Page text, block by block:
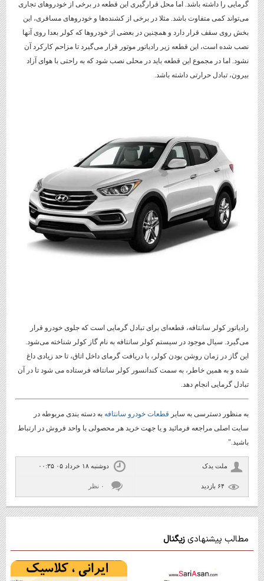
گرمایی را داشته باشد. اما محل قرارگیری این قطعه در برخی از خودروهای تجاری
می‌تواند کمی متفاوت باشد. مثلا در برخی از کشنده‌ها و خودروهای مسافری، این
بخش روی سقف قرار دارد و همچنین در بعضی از خودروها که کولر بعدا روی آنها
نصب شده است، این قطعه زیر رادیاتور موتور قرار می‌گیرد تا مزاحم کارکرد آن
نشود. اما در مجموع این قطعه باید در محلی نصب شود که به راحتی با هوای آزاد
بیرون، تبادل حرارتی داشته باشد.
رادیاتور کولر سانتافه، قطعه‌ای برای تبادل گرمایی است که جلوی خودرو قرار
می‌گیرد. سیال موجود در سیستم کولر سانتافه به نام گاز کولر شناخته می‌شود.
این گاز در زمان روشن بودن کولر، با دریافت گرمای داخل اتاق، تا حد زیادی داغ
شده و به همین خاطر، به سمت کندانسور کولر سانتافه فرستاده می شود تا در آن
تبادل گرمایی انجام دهد.
به منظور دسترسی به سایر قطعات خودرو سانتافه به دسته بندی مربوطه در
سایت اصلی مراجعه فرمائید و یا جهت خرید هر محصولی با واحد فروش در ارتباط
باشید."
ملت یدک دوشنبه ۱۸ خرداد ۰۵ ۰۰:۳۵
۰ نظر